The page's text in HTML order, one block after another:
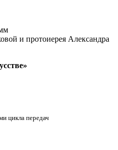
и протоиерея Александра
цикла передач